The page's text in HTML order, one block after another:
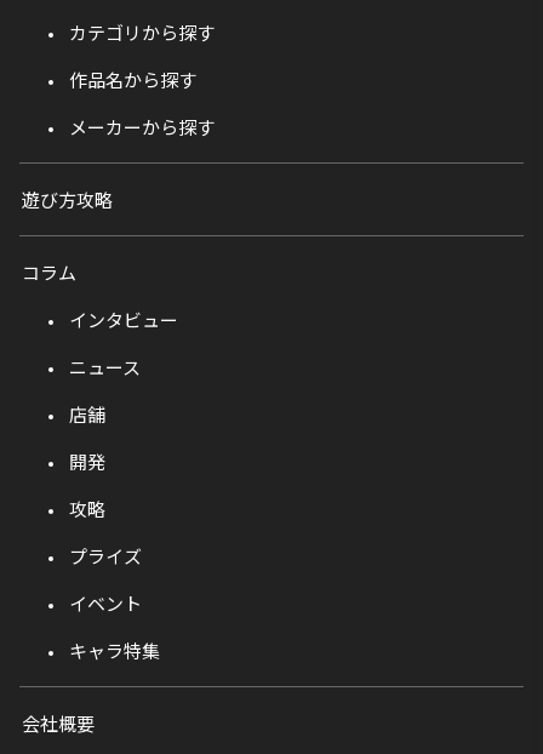
カテゴリから探す
作品名から探す
メーカーから探す
遊び方攻略
コラム
インタビュー
ニュース
店舗
開発
攻略
プライズ
イベント
キャラ特集
会社概要